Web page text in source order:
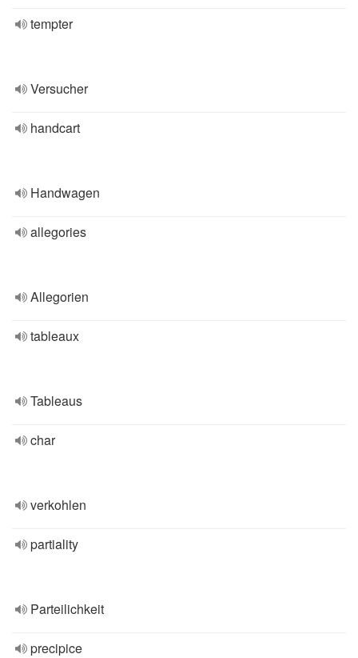
tempter
Versucher
handcart
Handwagen
allegories
Allegorien
tableaux
Tableaus
char
verkohlen
partiality
Parteilichkeit
precipice